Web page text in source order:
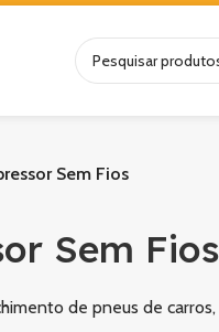
Sem Fios
Sem Fios
de pneus de